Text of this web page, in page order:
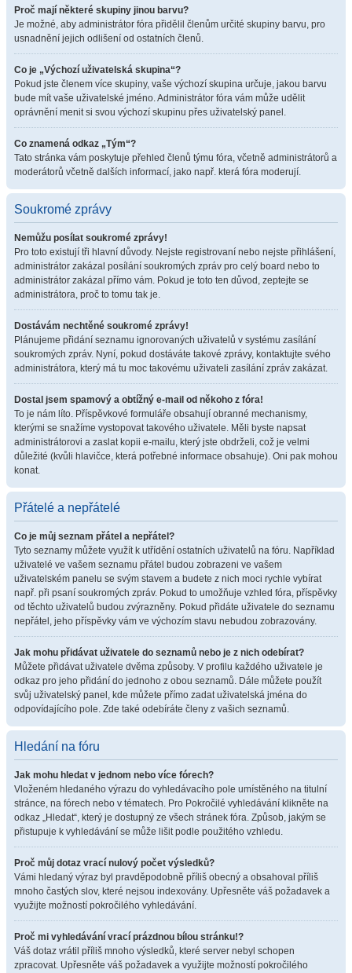
Proč mají některé skupiny jinou barvu?
Je možné, aby administrátor fóra přidělil členům určité skupiny barvu, pro
usnadnění jejich odlišení od ostatních členů.
Co je „Výchozí uživatelská skupina“?
Pokud jste členem více skupiny, vaše výchozí skupina určuje, jakou barvu
bude mít vaše uživatelské jméno. Administrátor fóra vám může udělit
oprávnění menit si svou výchozí skupinu přes uživatelský panel.
Co znamená odkaz „Tým“?
Tato stránka vám poskytuje přehled členů týmu fóra, včetně administrátorů a
moderátorů včetně dalších informací, jako např. která fóra moderují.
Soukromé zprávy
Nemůžu posílat soukromé zprávy!
Pro toto existují tři hlavní důvody. Nejste registrovaní nebo nejste přihlášení,
administrátor zakázal posílání soukromých zpráv pro celý board nebo to
administrátor zakázal přímo vám. Pokud je toto ten důvod, zeptejte se
administrátora, proč to tomu tak je.
Dostávám nechtěné soukromé zprávy!
Plánujeme přidání seznamu ignorovaných uživatelů v systému zasílání
soukromých zpráv. Nyní, pokud dostáváte takové zprávy, kontaktujte svého
administrátora, který má tu moc takovému uživateli zasílání zpráv zakázat.
Dostal jsem spamový a obtížný e-mail od někoho z fóra!
To je nám líto. Příspěvkové formuláře obsahují obranné mechanismy,
kterými se snažíme vystopovat takového uživatele. Měli byste napsat
administrátorovi a zaslat kopii e-mailu, který jste obdrželi, což je velmi
důležité (kvůli hlavičce, která potřebné informace obsahuje). Oni pak mohou
konat.
Přátelé a nepřátelé
Co je můj seznam přátel a nepřátel?
Tyto seznamy můžete využít k utřídění ostatních uživatelů na fóru. Například
uživatelé ve vašem seznamu přátel budou zobrazeni ve vašem
uživatelském panelu se svým stavem a budete z nich moci rychle vybírat
např. při psaní soukromých zpráv. Pokud to umožňuje vzhled fóra, příspěvky
od těchto uživatelů budou zvýrazněny. Pokud přidáte uživatele do seznamu
nepřátel, jeho příspěvky vám ve výchozím stavu nebudou zobrazovány.
Jak mohu přidávat uživatele do seznamů nebo je z nich odebírat?
Můžete přidávat uživatele dvěma způsoby. V profilu každého uživatele je
odkaz pro jeho přidání do jednoho z obou seznamů. Dále můžete použít
svůj uživatelský panel, kde můžete přímo zadat uživatelská jména do
odpovídajícího pole. Zde také odebíráte členy z vašich seznamů.
Hledání na fóru
Jak mohu hledat v jednom nebo více fórech?
Vloženém hledaného výrazu do vyhledávacího pole umístěného na titulní
stránce, na fórech nebo v tématech. Pro Pokročilé vyhledávání klikněte na
odkaz „Hledat“, který je dostupný ze všech stránek fóra. Způsob, jakým se
přistupuje k vyhledávání se může lišit podle použitého vzhledu.
Proč můj dotaz vrací nulový počet výsledků?
Vámi hledaný výraz byl pravděpodobně příliš obecný a obsahoval příliš
mnoho častých slov, které nejsou indexovány. Upřesněte váš požadavek a
využijte možností pokročilého vyhledávání.
Proč mi vyhledávání vrací prázdnou bílou stránku!?
Váš dotaz vrátil příliš mnoho výsledků, které server nebyl schopen
zpracovat. Upřesněte váš požadavek a využijte možností pokročilého